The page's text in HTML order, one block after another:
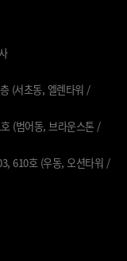
(서초동, 엘렌타워 /
(범어동, 브라운스톤 /
610호 (우동, 오션타워 /